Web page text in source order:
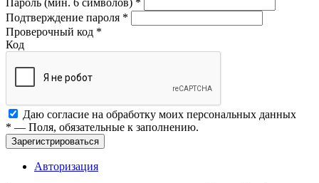
Подтверждение пароля *
Проверочный код *
Код
Даю согласие на обработку моих персональных данных
* — Поля, обязательные к заполнению.
Зарегистрироваться
Авторизация